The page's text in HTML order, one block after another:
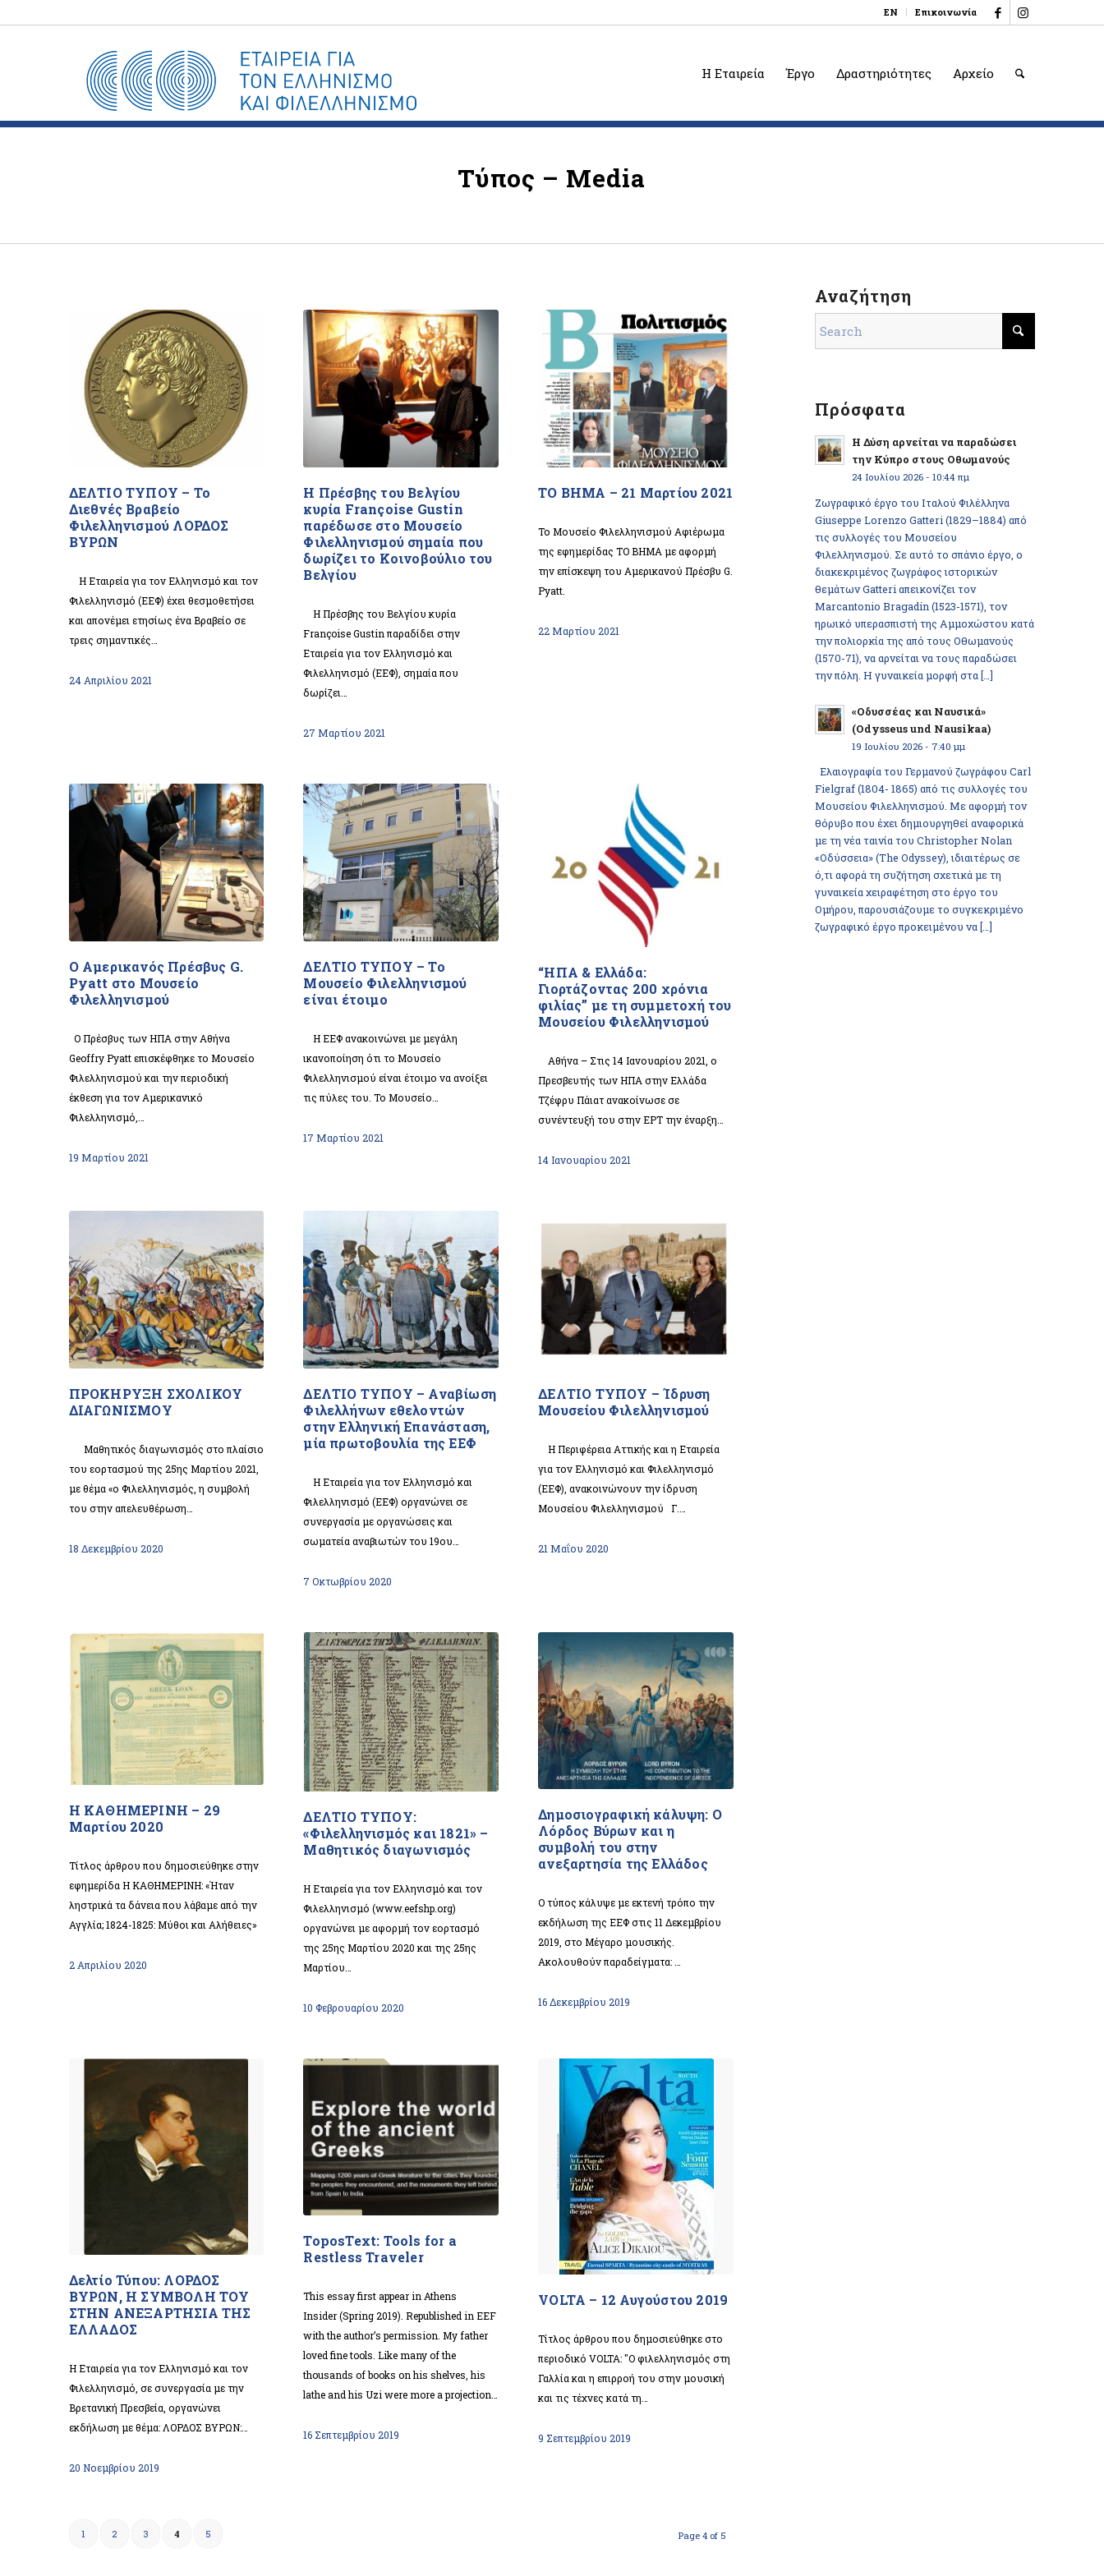
EN Επικοινωνία
Η Εταιρεία Έργο Δραστηριότητες Αρχείο
Τύπος – Media
ΔΕΛΤΙΟ ΤΥΠΟΥ – Το
Διεθνές Βραβείο
Φιλελληνισμού ΛΟΡΔΟΣ
ΒΥΡΩΝ
Η Εταιρεία για τον Ελληνισμό και τον
Φιλελληνισμό (ΕΕΦ) έχει θεσμοθετήσει
και απονέμει ετησίως ένα Βραβείο σε
τρεις σημαντικές…
24 Απριλίου 2021
Η Πρέσβης του Βελγίου
κυρία Françoise Gustin
παρέδωσε στο Μουσείο
Φιλελληνισμού σημαία που
δωρίζει το Κοινοβούλιο του
Βελγίου
Η Πρέσβης του Βελγίου κυρία
Françoise Gustin παραδίδει στην
Εταιρεία για τον Ελληνισμό και
Φιλελληνισμό (ΕΕΦ), σημαία που
δωρίζει…
27 Μαρτίου 2021
ΤΟ ΒΗΜΑ – 21 Μαρτίου 2021
Το Μουσείο Φιλελληνισμού Αφιέρωμα
της εφημερίδας ΤΟ ΒΗΜΑ με αφορμή
την επίσκεψη του Αμερικανού Πρέσβυ G.
Pyatt.
22 Μαρτίου 2021
Ο Αμερικανός Πρέσβυς G.
Pyatt στο Μουσείο
Φιλελληνισμού
Ο Πρέσβυς των ΗΠΑ στην Αθήνα
Geoffry Pyatt επισκέφθηκε το Μουσείο
Φιλελληνισμού και την περιοδική
έκθεση για τον Αμερικανικό
Φιλελληνισμό,…
19 Μαρτίου 2021
ΔΕΛΤΙΟ ΤΥΠΟΥ – Το
Μουσείο Φιλελληνισμού
είναι έτοιμο
Η ΕΕΦ ανακοινώνει με μεγάλη
ικανοποίηση ότι το Μουσείο
Φιλελληνισμού είναι έτοιμο να ανοίξει
τις πύλες του. Το Μουσείο…
17 Μαρτίου 2021
“ΗΠΑ & Ελλάδα:
Γιορτάζοντας 200 χρόνια
φιλίας” με τη συμμετοχή του
Μουσείου Φιλελληνισμού
Αθήνα – Στις 14 Ιανουαρίου 2021, ο
Πρεσβευτής των ΗΠΑ στην Ελλάδα
Τζέφρυ Πάιατ ανακοίνωσε σε
συνέντευξή του στην ΕΡΤ την έναρξη…
14 Ιανουαρίου 2021
ΠΡΟΚΗΡΥΞΗ ΣΧΟΛΙΚΟΥ
ΔΙΑΓΩΝΙΣΜΟΥ
Μαθητικός διαγωνισμός στο πλαίσιο
του εορτασμού της 25ης Μαρτίου 2021,
με θέμα «ο Φιλελληνισμός, η συμβολή
του στην απελευθέρωση…
18 Δεκεμβρίου 2020
ΔΕΛΤΙΟ ΤΥΠΟΥ – Αναβίωση
Φιλελλήνων εθελοντών
στην Ελληνική Επανάσταση,
μία πρωτοβουλία της ΕΕΦ
Η Εταιρεία για τον Ελληνισμό και
Φιλελληνισμό (ΕΕΦ) οργανώνει σε
συνεργασία με οργανώσεις και
σωματεία αναβιωτών του 19ου…
7 Οκτωβρίου 2020
ΔΕΛΤΙΟ ΤΥΠΟΥ – Ίδρυση
Μουσείου Φιλελληνισμού
Η Περιφέρεια Αττικής και η Εταιρεία
για τον Ελληνισμό και Φιλελληνισμό
(ΕΕΦ), ανακοινώνουν την ίδρυση
Μουσείου Φιλελληνισμού Γ.…
21 Μαΐου 2020
Η ΚΑΘΗΜΕΡΙΝΗ – 29
Μαρτίου 2020
Τίτλος άρθρου που δημοσιεύθηκε στην
εφημερίδα Η ΚΑΘΗΜΕΡΙΝΗ: «Ήταν
ληστρικά τα δάνεια που λάβαμε από την
Αγγλία; 1824-1825: Μύθοι και Αλήθειες»
2 Απριλίου 2020
ΔΕΛΤΙΟ ΤΥΠΟΥ:
«Φιλελληνισμός και 1821» –
Μαθητικός διαγωνισμός
Η Εταιρεία για τον Ελληνισμό και τον
Φιλελληνισμό (www.eefshp.org)
οργανώνει με αφορμή τον εορτασμό
της 25ης Μαρτίου 2020 και της 25ης
Μαρτίου…
10 Φεβρουαρίου 2020
Δημοσιογραφική κάλυψη: Ο
Λόρδος Βύρων και η
συμβολή του στην
ανεξαρτησία της Ελλάδος
Ο τύπος κάλυψε με εκτενή τρόπο την
εκδήλωση της ΕΕΦ στις 11 Δεκεμβρίου
2019, στο Μέγαρο μουσικής.
Ακολουθούν παραδείγματα: …
16 Δεκεμβρίου 2019
Δελτίο Τύπου: ΛΟΡΔΟΣ
ΒΥΡΩΝ, Η ΣΥΜΒΟΛΗ ΤΟΥ
ΣΤΗΝ ΑΝΕΞΑΡΤΗΣΙΑ ΤΗΣ
ΕΛΛΑΔΟΣ
Η Εταιρεία για τον Ελληνισμό και τον
Φιλελληνισμό, σε συνεργασία με την
Βρετανική Πρεσβεία, οργανώνει
εκδήλωση με θέμα: ΛΟΡΔΟΣ ΒΥΡΩΝ:…
20 Νοεμβρίου 2019
ToposText: Tools for a
Restless Traveler
This essay first appear in Athens
Insider (Spring 2019). Republished in EEF
with the author’s permission. My father
loved fine tools. Like many of the
thousands of books on his shelves, his
lathe and his Uzi were more a projection…
16 Σεπτεμβρίου 2019
VOLTA – 12 Αυγούστου 2019
Τίτλος άρθρου που δημοσιεύθηκε στο
περιοδικό VOLTA: "Ο φιλελληνισμός στη
Γαλλία και η επιρροή του στην μουσική
και τις τέχνες κατά τη…
9 Σεπτεμβρίου 2019
Page 4 of 5
1 2 3 4 5
Αναζήτηση
Πρόσφατα
Η Δύση αρνείται να παραδώσει
την Κύπρο στους Οθωμανούς
24 Ιουλίου 2026 - 10:44 πμ
Ζωγραφικό έργο του Ιταλού Φιλέλληνα
Giuseppe Lorenzo Gatteri (1829–1884) από
τις συλλογές του Μουσείου
Φιλελληνισμού. Σε αυτό το σπάνιο έργο, ο
διακεκριμένος ζωγράφος ιστορικών
θεμάτων Gatteri απεικονίζει τον
Marcantonio Bragadin (1523-1571), τον
ηρωικό υπερασπιστή της Αμμοχώστου κατά
την πολιορκία της από τους Οθωμανούς
(1570-71), να αρνείται να τους παραδώσει
την πόλη. Η γυναικεία μορφή στα […]
«Οδυσσέας και Ναυσικά»
(Odysseus und Nausikaa)
19 Ιουλίου 2026 - 7:40 μμ
Ελαιογραφία του Γερμανού ζωγράφου Carl
Fielgraf (1804- 1865) από τις συλλογές του
Μουσείου Φιλελληνισμού. Με αφορμή τον
θόρυβο που έχει δημιουργηθεί αναφορικά
με τη νέα ταινία του Christopher Nolan
«Οδύσσεια» (The Odyssey), ιδιαιτέρως σε
ό,τι αφορά τη συζήτηση σχετικά με τη
γυναικεία χειραφέτηση στο έργο του
Ομήρου, παρουσιάζουμε το συγκεκριμένο
ζωγραφικό έργο προκειμένου να […]